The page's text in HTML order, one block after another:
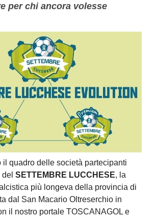
per chi ancora volesse
il quadro delle società partecipanti
SETTEMBRE LUCCHESE, la
più longeva della provincia di
dal San Macario Oltreserchio in
il nostro portale TOSCANAGOL e